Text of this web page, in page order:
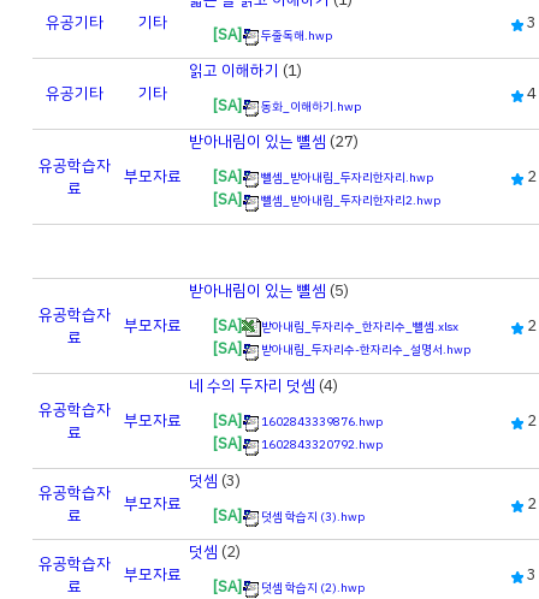
유공기타 기타
[SA]
두줄독해.hwp
3
유공기타 기타
읽고 이해하기 (1)
[SA]
동화_이해하기.hwp
4
유공학습자
료
부모자료
받아내림이 있는 뺼셈 (27)
[SA]
뺄셈_받아내림_두자리한자리.hwp
[SA] 뺄셈_받아내림_두자리한자리2.hwp
2
유공학습자
료
부모자료
받아내림이 있는 뺼셈 (5)
[SA]
받아내림_두자리수_한자리수_뺄셈.xlsx
[SA] 받아내림_두자리수-한자리수_설명서.hwp
2
유공학습자
료
부모자료
네 수의 두자리 덧셈 (4)
[SA]
1602843339876.hwp
[SA] 1602843320792.hwp
2
유공학습자
료
부모자료
덧셈 (3)
[SA]
덧셈 학습지 (3).hwp
2
유공학습자
료
부모자료
덧셈 (2)
[SA]
덧셈 학습지 (2).hwp
3